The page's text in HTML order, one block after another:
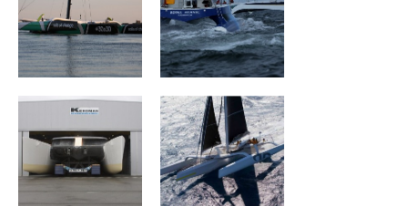
Mouse Trap ARGO
MACIF Santé
Géant